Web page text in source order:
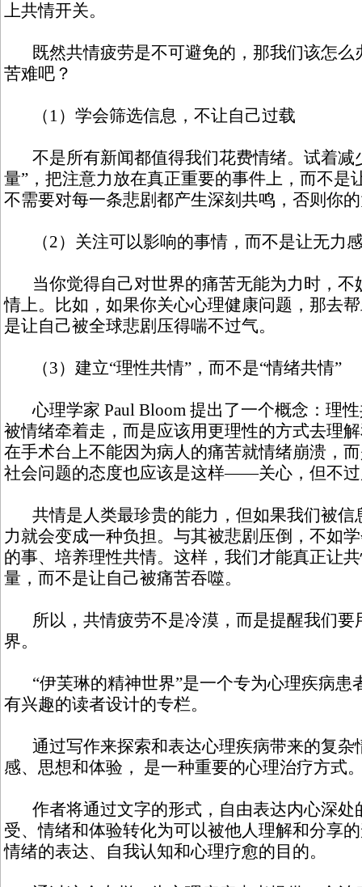
上共情开关。
既然共情疲劳是不可避免的，那我们该怎么
苦难吧？
（1）学会筛选信息，不让自己过载
不是所有新闻都值得我们花费情绪。试着减
量”，把注意力放在真正重要的事件上，而不是
不需要对每一条悲剧都产生深刻共鸣，否则你
（2）关注可以影响的事情，而不是让无力
当你觉得自己对世界的痛苦无能为力时，不
情上。比如，如果你关心心理健康问题，那去
是让自己被全球悲剧压得喘不过气。
（3）建立“理性共情”，而不是“情绪共情”
心理学家 Paul Bloom 提出了一个概念：理
被情绪牵着走，而是应该用更理性的方式去理
在手术台上不能因为病人的痛苦就情绪崩溃，
社会问题的态度也应该是这样——关心，但不
共情是人类最珍贵的能力，但如果我们被信
力就会变成一种负担。与其被悲剧压倒，不如
的事、培养理性共情。这样，我们才能真正让
量，而不是让自己被痛苦吞噬。
所以，共情疲劳不是冷漠，而是提醒我们要
界。
“伊芙琳的精神世界”是一个专为心理疾病患
有兴趣的读者设计的专栏。
通过写作来探索和表达心理疾病带来的复杂
感、思想和体验， 是一种重要的心理治疗方式
作者将通过文字的形式，自由表达内心深处
受、情绪和体验转化为可以被他人理解和分享
情绪的表达、自我认知和心理疗愈的目的。